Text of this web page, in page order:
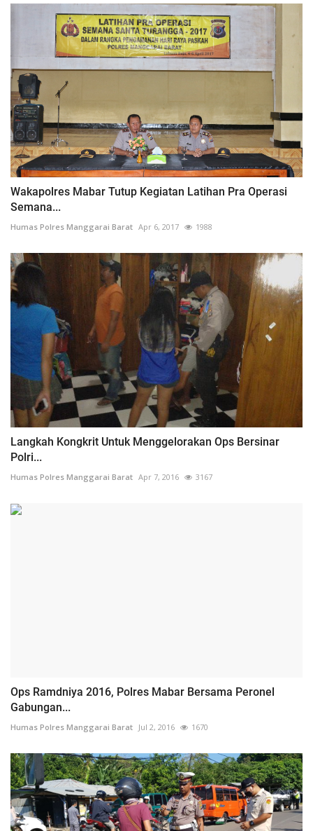
Wakapolres Mabar Tutup Kegiatan Latihan Pra Operasi
Semana...
Humas Polres Manggarai Barat Apr 6, 2017 1988
Langkah Kongkrit Untuk Menggelorakan Ops Bersinar
Polri...
Humas Polres Manggarai Barat Apr 7, 2016 3167
Ops Ramdniya 2016, Polres Mabar Bersama Peronel
Gabungan...
Humas Polres Manggarai Barat Jul 2, 2016 1670